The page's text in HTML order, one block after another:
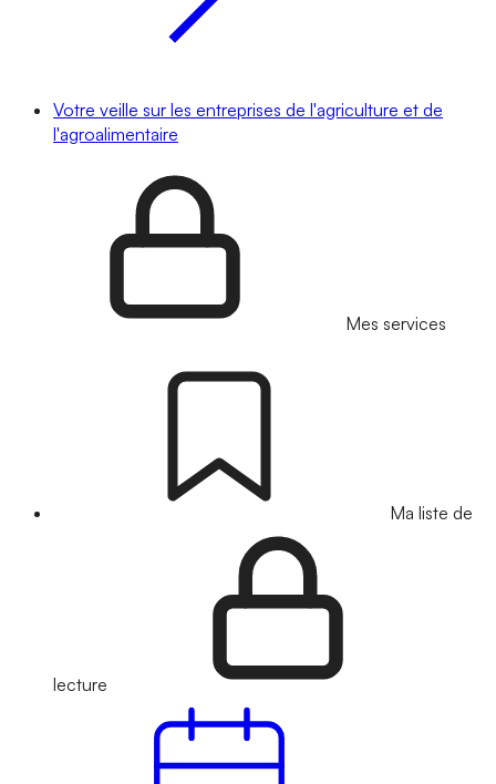
Votre veille sur les entreprises de l'agriculture et de
l'agroalimentaire
Mes services
Ma liste de
lecture